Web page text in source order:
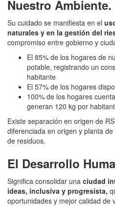
Nuestro Ambiente.
Su cuidado se manifiesta en el
naturales y en la gestión del
compromiso entre gobierno y
El 85% de los hogares de
potable, registrando un
habitante
El 57% de los hogares
100% de los hogares
generan 120 kg por
Existe separación en origen de
diferenciada en origen y planta
de residuos.
El Desarrollo
Significa consolidar una ciudad
ideas, inclusiva y progresista,
oportunidades y mejor calidad de